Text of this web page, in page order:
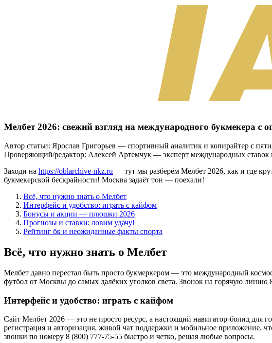
Мелбет 2026: свежий взгляд на международного букмекера с
Автор статьи: Ярослав Григорьев — спортивный аналитик и копирайтер с
Проверяющий/редактор: Алексей Артемчук — эксперт международных ставок
Заходи на https://oblarchive-nkz.ru — тут мы разберём Мелбет 2026, как и где
букмекерской бескрайности! Москва задаёт тон — поехали!
Всё, что нужно знать о Мелбет
Интерфейс и удобство: играть с кайфом
Бонусы и акции — плюшки 2026
Прогнозы и ставки: ловим удачу!
Рейтинг бк и неожиданные факты спорта
Всё, что нужно знать о Мелбет
Мелбет давно перестал быть просто букмеркером — это международный
футбол от Москвы до самых далёких уголков света. Звонок на горячую
Интерфейс и удобство: играть с кайфом
Сайт Мелбет 2026 — это не просто ресурc, а настоящий навигатор-болид для
регистрация и авторизация, живой чат поддержки и мобильное приложение,
звонки по номеру 8 (800) 777-75-55 быстро и четко, решая любые вопросы.